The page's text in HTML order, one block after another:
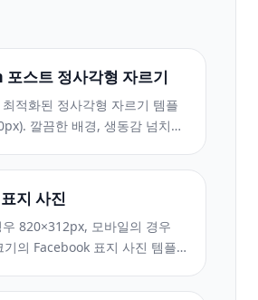
스트 정사각형 자르기
적화된 정사각형 자르기 템플
깔끔한 배경, 생동감 넘치는
지 사진
820×312px, 모바일의 경우
의 Facebook 표지 사진 템플
안전 영역을 사용하여 브랜드